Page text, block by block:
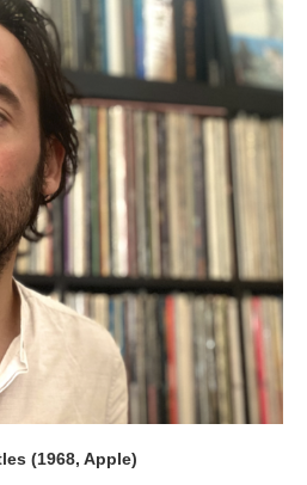
(1968, Apple)